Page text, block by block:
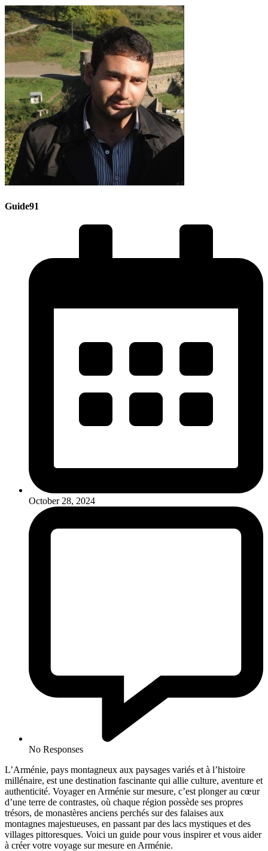
Guide91
October 28, 2024
No Responses
L’Arménie, pays montagneux aux paysages variés et à l’histoire
millénaire, est une destination fascinante qui allie culture, aventure et
authenticité. Voyager en Arménie sur mesure, c’est plonger au cœur
d’une terre de contrastes, où chaque région possède ses propres
trésors, de monastères anciens perchés sur des falaises aux
montagnes majestueuses, en passant par des lacs mystiques et des
villages pittoresques. Voici un guide pour vous inspirer et vous aider
à créer votre voyage sur mesure en Arménie.